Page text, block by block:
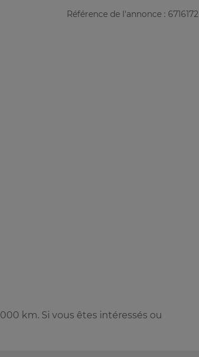
Référence de l'annonce : 6716172
km. Si vous êtes intéressés ou